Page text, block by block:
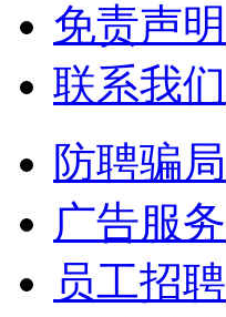
免责声明
联系我们
防聘骗局
广告服务
员工招聘